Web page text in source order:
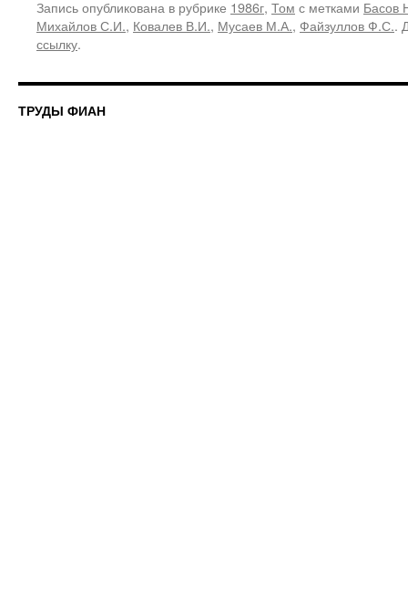
Запись опубликована в рубрике 1986г, Том с метками Басов
Михайлов С.И., Ковалев В.И., Мусаев М.А., Файзуллов Ф.С..
ссылку.
ТРУДЫ ФИАН